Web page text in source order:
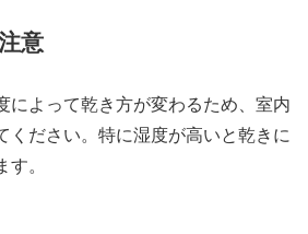
意
によって乾き方が変わるため、室内
ください。特に湿度が高いと乾きに
す。